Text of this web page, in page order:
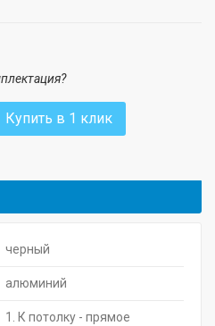
Купить в 1 клик
черный
алюминий
1. К потолку - прямое